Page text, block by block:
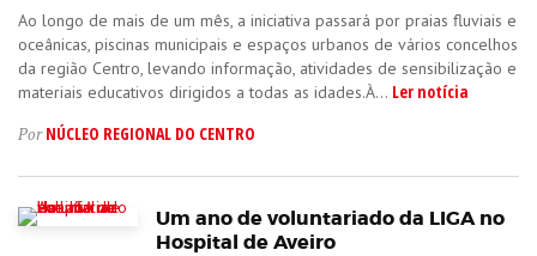
Ao longo de mais de um mês, a iniciativa passará por praias fluviais e
oceânicas, piscinas municipais e espaços urbanos de vários concelhos
da região Centro, levando informação, atividades de sensibilização e
materiais educativos dirigidos a todas as idades.À... Ler notícia
PorNÚCLEO REGIONAL DO CENTRO
Um ano de voluntariado da LIGA no
Hospital de Aveiro